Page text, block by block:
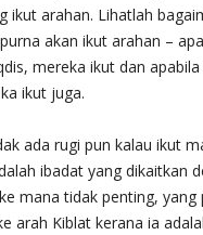
ikut arahan. Lihatlah
akan ikut arahan –
mereka ikut dan
ikut juga.
ada rugi pun kalau ikut
ibadat yang dikaitkan
mana tidak penting, yang
arah Kiblat kerana ia